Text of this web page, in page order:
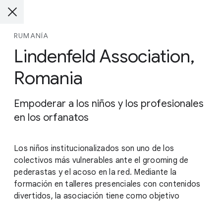
RUMANÍA
Lindenfeld Association,
Romania
Empoderar a los niños y los profesionales
en los orfanatos
Los niños institucionalizados son uno de los
colectivos más vulnerables ante el grooming de
pederastas y el acoso en la red. Mediante la
formación en talleres presenciales con contenidos
divertidos, la asociación tiene como objetivo